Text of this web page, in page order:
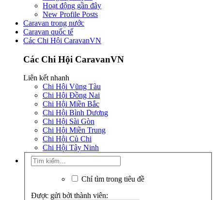
Hoạt động gần đây
New Profile Posts
Caravan trong nước
Caravan quốc tế
Các Chi Hội CaravanVN
Các Chi Hội CaravanVN
Liên kết nhanh
Chi Hội Vũng Tàu
Chi Hội Đồng Nai
Chi Hội Miền Bắc
Chi Hội Bình Dương
Chi Hội Sài Gòn
Chi Hội Miền Trung
Chi Hội Củ Chi
Chi Hội Tây Ninh
Chỉ tìm trong tiêu đề
Được gửi bởi thành viên: